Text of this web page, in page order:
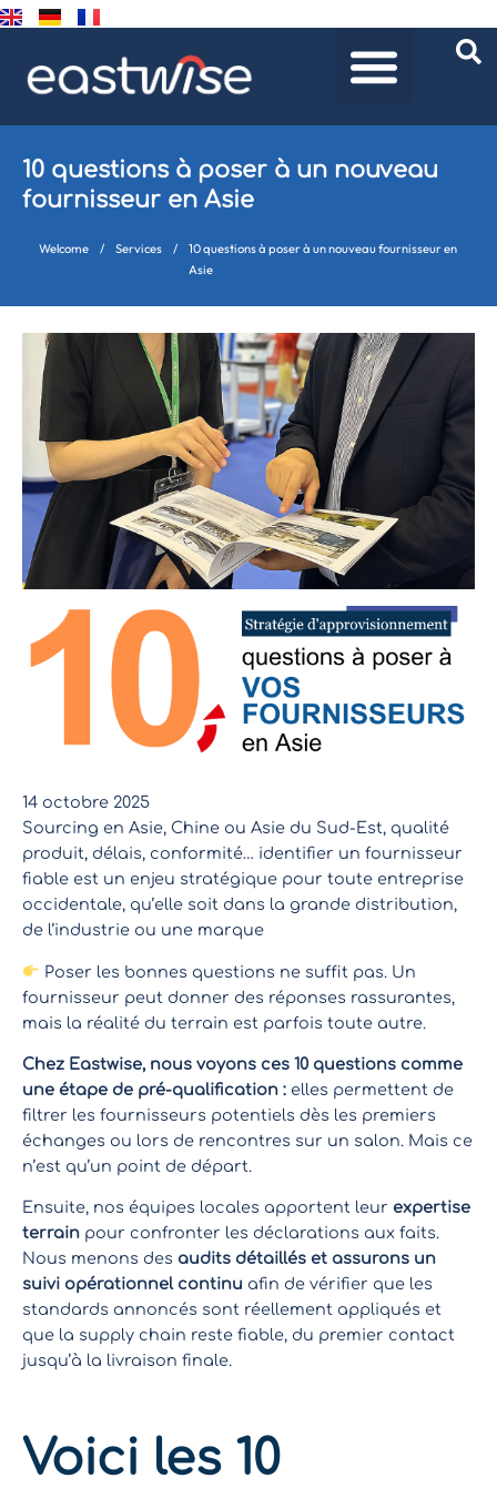
10 questions à poser à un nouveau
fournisseur en Asie
Welcome / Services /
10 questions à poser à un nouveau fournisseur en
Asie
14 octobre 2025
Sourcing en Asie, Chine ou Asie du Sud-Est, qualité
produit, délais, conformité… identifier un fournisseur
fiable est un enjeu stratégique pour toute entreprise
occidentale, qu’elle soit dans la grande distribution,
de l’industrie ou une marque
Poser les bonnes questions ne suffit pas. Un
fournisseur peut donner des réponses rassurantes,
mais la réalité du terrain est parfois toute autre.
Chez Eastwise, nous voyons ces 10 questions comme
une étape de pré-qualification : elles permettent de
filtrer les fournisseurs potentiels dès les premiers
échanges ou lors de rencontres sur un salon. Mais ce
n’est qu’un point de départ.
Ensuite, nos équipes locales apportent leur expertise
terrain pour confronter les déclarations aux faits.
Nous menons des audits détaillés et assurons un
suivi opérationnel continu afin de vérifier que les
standards annoncés sont réellement appliqués et
que la supply chain reste fiable, du premier contact
jusqu’à la livraison finale.
Voici les 10